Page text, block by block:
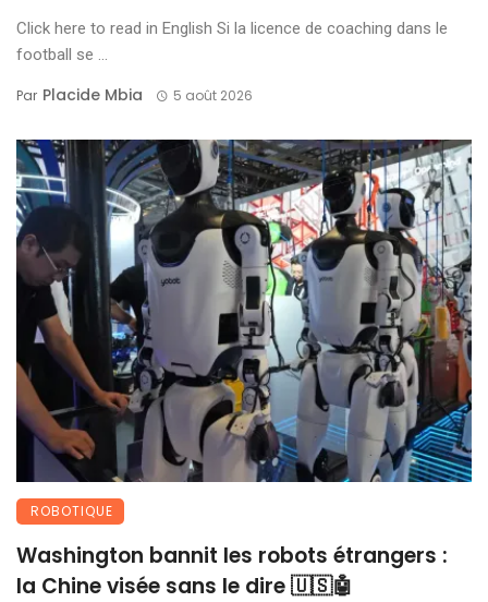
Click here to read in English Si la licence de coaching dans le
football se ...
Par Placide Mbia 5 août 2026
ROBOTIQUE
Washington bannit les robots étrangers :
la Chine visée sans le dire 🇺🇸🤖